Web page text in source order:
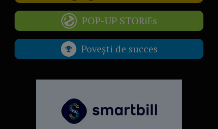
POP-UP STORiEs
Povești de succes